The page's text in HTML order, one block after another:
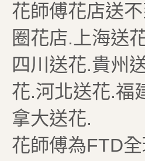
花師傅花店送
圈花店.上海送
四川送花.貴州
花.河北送花.福
拿大送花.
花師傅為FTD